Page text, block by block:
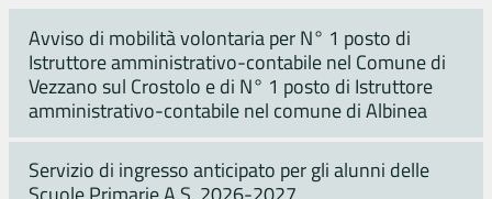
Avviso di mobilità volontaria per N° 1 posto di
Istruttore amministrativo-contabile nel Comune di
Vezzano sul Crostolo e di N° 1 posto di Istruttore
amministrativo-contabile nel comune di Albinea
Servizio di ingresso anticipato per gli alunni delle